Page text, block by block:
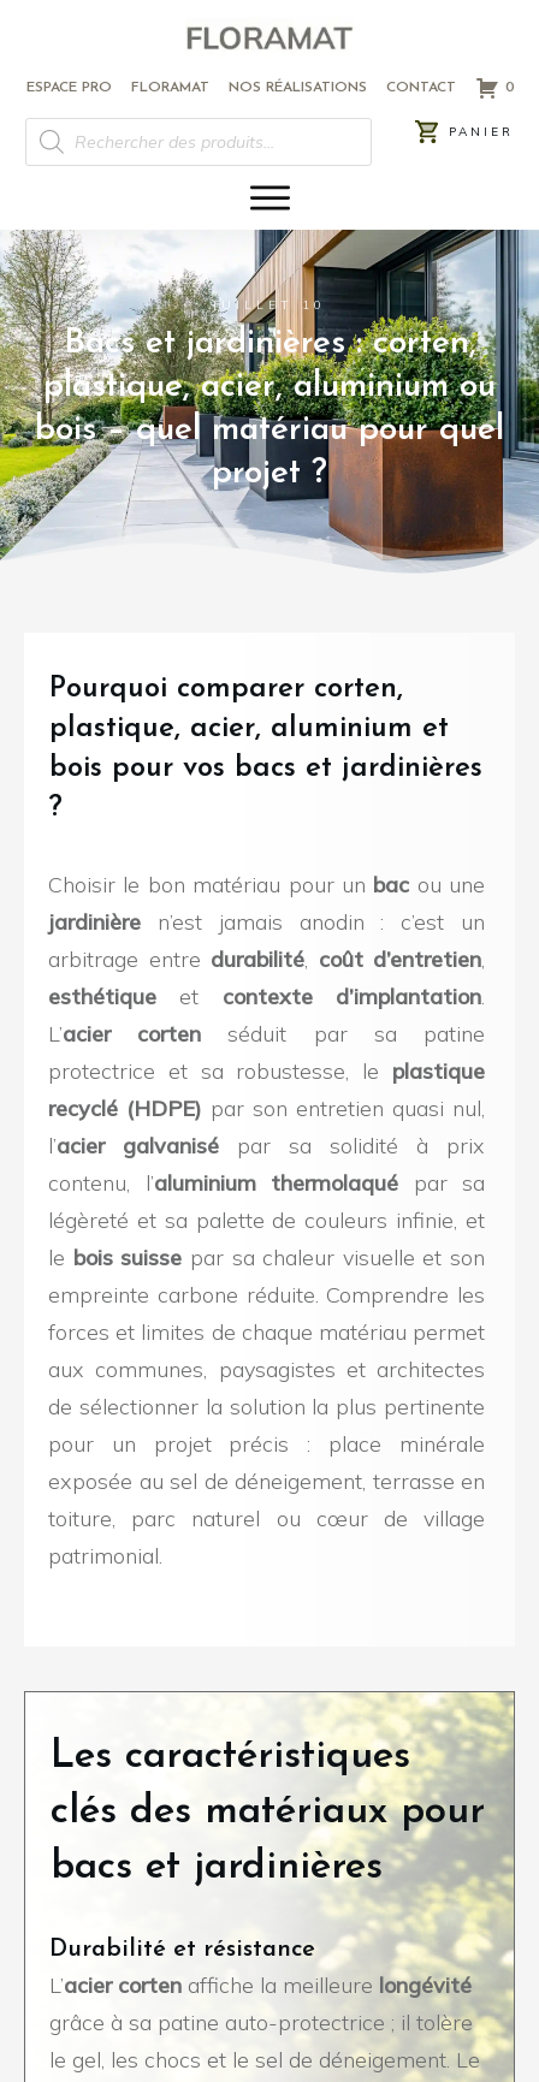
ESPACE PRO FLORAMAT NOS RÉALISATIONS CONTACT 0
PANIER
JUILLET 10
Bacs et jardinières : corten,
plastique, acier, aluminium ou
bois – quel matériau pour quel
projet ?
Pourquoi comparer corten,
plastique, acier, aluminium et
bois pour vos bacs et jardinières
?
Choisir le bon matériau pour un bac ou une
jardinière n’est jamais anodin : c’est un
arbitrage entre durabilité, coût d’entretien,
esthétique et contexte d’implantation.
L’acier corten séduit par sa patine
protectrice et sa robustesse, le plastique
recyclé (HDPE) par son entretien quasi nul,
l’acier galvanisé par sa solidité à prix
contenu, l’aluminium thermolaqué par sa
légèreté et sa palette de couleurs infinie, et
le bois suisse par sa chaleur visuelle et son
empreinte carbone réduite. Comprendre les
forces et limites de chaque matériau permet
aux communes, paysagistes et architectes
de sélectionner la solution la plus pertinente
pour un projet précis : place minérale
exposée au sel de déneigement, terrasse en
toiture, parc naturel ou cœur de village
patrimonial.
Les caractéristiques
clés des matériaux pour
bacs et jardinières
Durabilité et résistance
L’acier corten affiche la meilleure longévité
grâce à sa patine auto-protectrice ; il tolère
le gel, les chocs et le sel de déneigement. Le